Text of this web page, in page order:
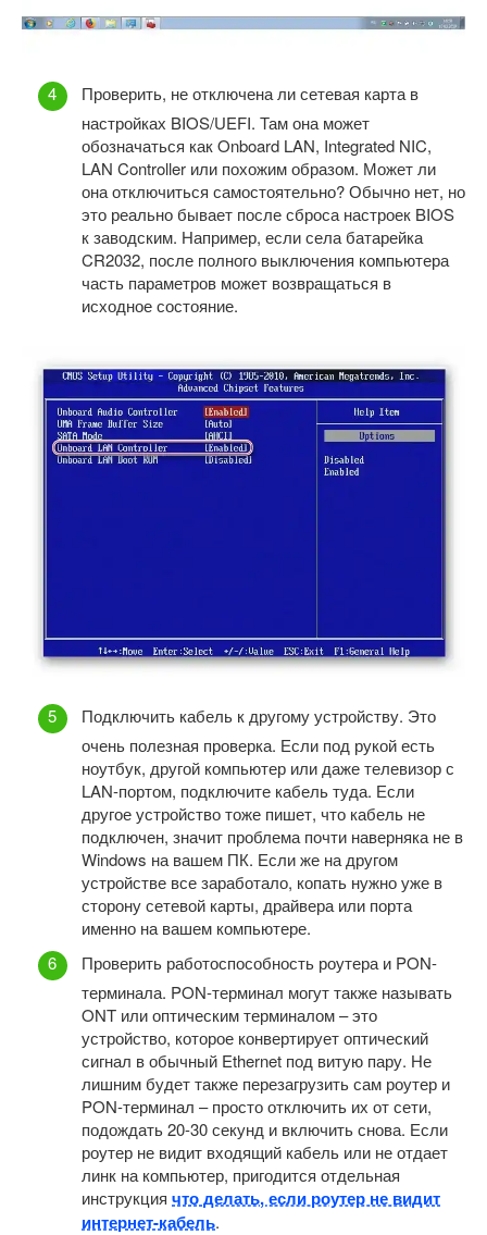
Проверить, не отключена ли сетевая карта в
настройках BIOS/UEFI. Там она может
обозначаться как Onboard LAN, Integrated NIC,
LAN Controller или похожим образом. Может ли
она отключиться самостоятельно? Обычно нет, но
это реально бывает после сброса настроек BIOS
к заводским. Например, если села батарейка
CR2032, после полного выключения компьютера
часть параметров может возвращаться в
исходное состояние.
Подключить кабель к другому устройству. Это
очень полезная проверка. Если под рукой есть
ноутбук, другой компьютер или даже телевизор с
LAN-портом, подключите кабель туда. Если
другое устройство тоже пишет, что кабель не
подключен, значит проблема почти наверняка не в
Windows на вашем ПК. Если же на другом
устройстве все заработало, копать нужно уже в
сторону сетевой карты, драйвера или порта
именно на вашем компьютере.
Проверить работоспособность роутера и PON-
терминала. PON-терминал могут также называть
ONT или оптическим терминалом – это
устройство, которое конвертирует оптический
сигнал в обычный Ethernet под витую пару. Не
лишним будет также перезагрузить сам роутер и
PON-терминал – просто отключить их от сети,
подождать 20-30 секунд и включить снова. Если
роутер не видит входящий кабель или не отдает
линк на компьютер, пригодится отдельная
инструкция что делать, если роутер не видит
интернет-кабель.